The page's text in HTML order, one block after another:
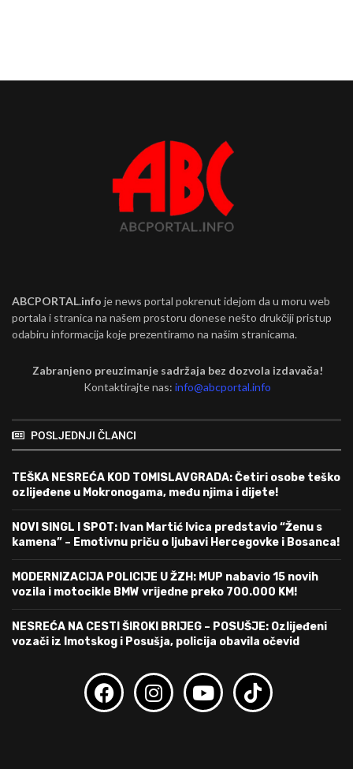
ABCPORTAL.info je news portal pokrenut idejom da u moru web
portala i stranica na našem prostoru donese nešto drukčiji pristup
odabiru informacija koje prezentiramo na našim stranicama.
Zabranjeno preuzimanje sadržaja bez dozvola izdavača!
Kontaktirajte nas:info@abcportal.info
POSLJEDNJI ČLANCI
TEŠKA NESREĆA KOD TOMISLAVGRADA: Četiri osobe teško
ozlijeđene u Mokronogama, među njima i dijete!
NOVI SINGL I SPOT: Ivan Martić Ivica predstavio “Ženu s
kamena” – Emotivnu priču o ljubavi Hercegovke i Bosanca!
MODERNIZACIJA POLICIJE U ŽZH: MUP nabavio 15 novih
vozila i motocikle BMW vrijedne preko 700.000 KM!
NESREĆA NA CESTI ŠIROKI BRIJEG – POSUŠJE: Ozlijeđeni
vozači iz Imotskog i Posušja, policija obavila očevid